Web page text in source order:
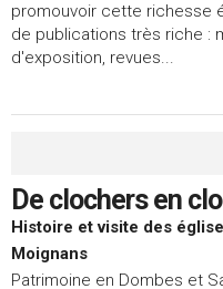
promouvoir cette richesse
de publications très riche :
d'exposition, revues...
De clochers en
Histoire et visite des
Moignans
Patrimoine en Dombes et